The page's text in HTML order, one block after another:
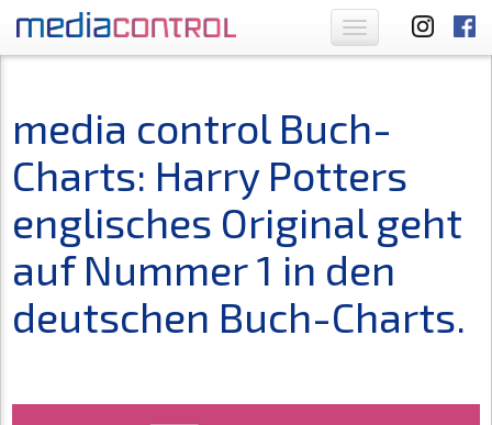
Toggle
navigation
media control Buch-
Charts: Harry Potters
englisches Original geht
auf Nummer 1 in den
deutschen Buch-Charts.